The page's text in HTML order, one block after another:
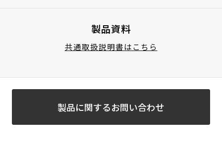
製品資料
共通取扱説明書はこちら
製品に関するお問い合わせ